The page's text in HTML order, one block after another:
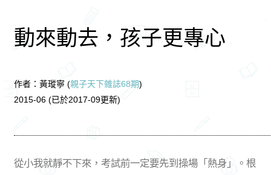
動來動去，孩子更專心
作者： 黃瑽寧 (親子天下雜誌68期)
2015-06 (已於2017-09更新)
從小我就靜不下來，考試前一定要先到操場「熱身」。根